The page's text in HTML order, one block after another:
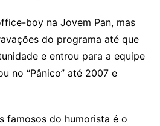
boy na Jovem Pan, mas
do programa até que
e entrou para a equipe
no “Pânico” até 2007 e
famosos do humorista é o